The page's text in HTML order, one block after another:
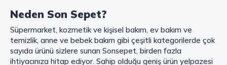
Mahmood Coffee ile Kahve Keyfinizi Sonsepet'te Yaşayın!
Mahmood Coffee markasının eşsiz lezzetleriyle tanışın ve kahve
keyfinizi doruklara çıkarın. Filtre ve çekirdek kahve, kapsül kahve,
granül kahve, gold kahve, klasik kahve ve Türk kahvesi gibi birbirinden
lezzetli seçenekler arasından favorinizi seçin. Eğer pratik ve hızlı bir
Neden Son Sepet?
Süpermarket, kozmetik ve kişisel bakım, ev bakım ve
temizlik, anne ve bebek bakım gibi çeşitli kategorilerde çok
sayıda ürünü sizlere sunan Sonsepet, birden fazla
ihtiyacınıza hitap ediyor. Sahip olduğu geniş ürün yelpazesi